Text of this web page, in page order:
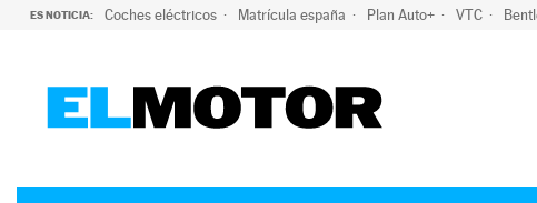
ES NOTICIA: Coches eléctricos Matrícula españa Plan Auto+ VTC
ELÉCTRICOS